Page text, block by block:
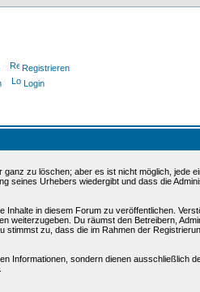
Registrieren
Login
zu löschen; aber es ist nicht möglich, jede
seines Urhebers wiedergibt und dass die
in diesem Forum zu veröffentlichen.
weiterzugeben. Du räumst den Betreibern,
zu, dass die im Rahmen der
Informationen, sondern dienen ausschließlich